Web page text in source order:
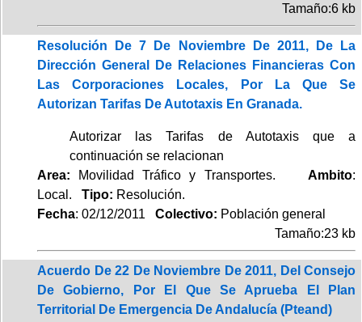
Tamaño:6 kb
Resolución De 7 De Noviembre De 2011, De La
Dirección General De Relaciones Financieras Con
Las Corporaciones Locales, Por La Que Se
Autorizan Tarifas De Autotaxis En Granada.
Autorizar las Tarifas de Autotaxis que a
continuación se relacionan
Area: Movilidad Tráfico y Transportes. Ambito:
Local. Tipo: Resolución.
Fecha: 02/12/2011 Colectivo: Población general
Tamaño:23 kb
Acuerdo De 22 De Noviembre De 2011, Del Consejo
De Gobierno, Por El Que Se Aprueba El Plan
Territorial De Emergencia De Andalucía (Pteand)